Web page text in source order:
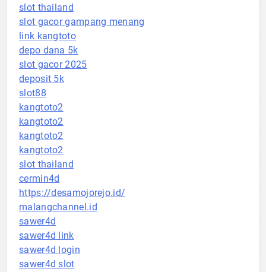
slot thailand
slot gacor gampang menang
link kangtoto
depo dana 5k
slot gacor 2025
deposit 5k
slot88
kangtoto2
kangtoto2
kangtoto2
kangtoto2
slot thailand
cermin4d
https://desamojorejo.id/
malangchannel.id
sawer4d
sawer4d link
sawer4d login
sawer4d slot